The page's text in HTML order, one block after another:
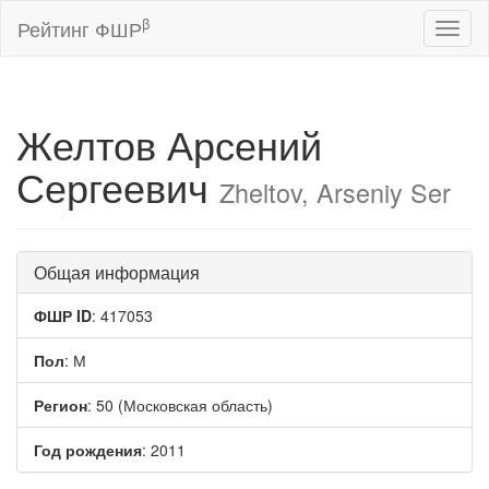
Рейтинг ФШРβ
Желтов Арсений
Сергеевич Zheltov, Arseniy Ser
Общая информация
ФШР ID: 417053
Пол: М
Регион: 50 (Московская область)
Год рождения: 2011